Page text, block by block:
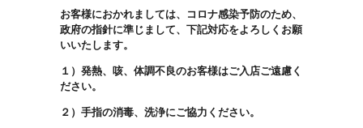
お客様におかれましては、コロナ感染予防のため、
政府の指針に準じまして、下記対応をよろしくお願
いいたします。
１）発熱、咳、体調不良のお客様はご入店ご遠慮く
ださい。
２）手指の消毒、洗浄にご協力ください。